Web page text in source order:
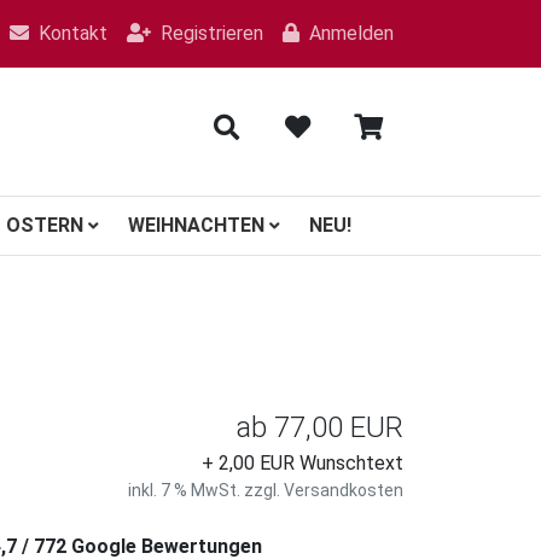
Kontakt Registrieren Anmelden
OSTERN WEIHNACHTEN NEU!
ab 77,00 EUR
+ 2,00 EUR Wunschtext
inkl. 7 % MwSt. zzgl. Versandkosten
/ 772 Google Bewertungen